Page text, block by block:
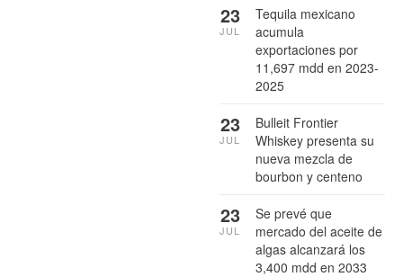
Tequila mexicano
acumula
exportaciones por
11,697 mdd en 2023-
2025
23
JUL
Bulleit Frontier
Whiskey presenta su
nueva mezcla de
bourbon y centeno
23
JUL
Se prevé que
mercado del aceite de
algas alcanzará los
3,400 mdd en 2033
23
JUL